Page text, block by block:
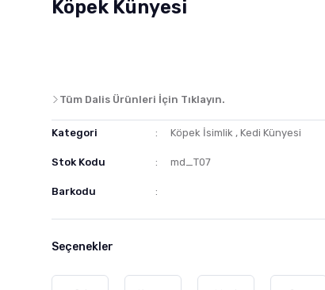
Köpek Künyesi
Tüm Dalis Ürünleri İçin Tıklayın.
Kategori Köpek İsimlik , Kedi Künyesi
Stok Kodu md_T07
Barkodu
Seçenekler